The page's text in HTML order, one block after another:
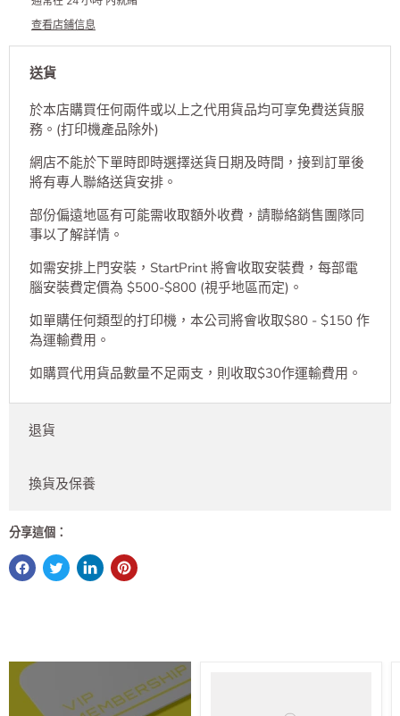
查看店鋪信息
送貨
於本店購買任何兩件或以上之代用貨品均可享免費送貨服
務。(打印機產品除外)
網店不能於下單時即時選擇送貨日期及時間，接到訂單後
將有專人聯絡送貨安排。
部份偏遠地區有可能需收取額外收費，請聯絡銷售團隊同
事以了解詳情。
如需安排上門安裝，StartPrint 將會收取安裝費，每部電
腦安裝費定價為 $500-$800 (視乎地區而定)。
如單購任何類型的打印機，本公司將會收取$80 - $150 作
為運輸費用。
如購買代用貨品數量不足兩支，則收取$30作運輸費用。
退貨
換貨及保養
分享這個：